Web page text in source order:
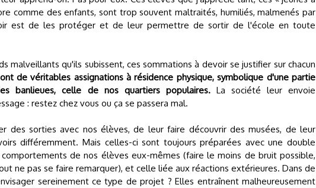
comme des enfants, sont trop souvent maltraités, humiliés, malmenés par
est de les protéger et de leur permettre de sortir de l'école en toute
malveillants qu'ils subissent, ces sommations à devoir se justifier sur chacun
de véritables assignations à résidence physique, symbolique d'une partie
banlieues, celle de nos quartiers populaires.La société leur envoie
: restez chez vous ou ça se passera mal.
des sorties avec nos élèves, de leur faire découvrir des musées, de leur
différemment. Mais celles-ci sont toujours préparées avec une double
de nos élèves eux-mêmes (faire le moins de bruit possible,
ne pas se faire remarquer), et celle liée aux réactions extérieures. Dans de
sereinement ce type de projet ? Elles entraînent malheureusement